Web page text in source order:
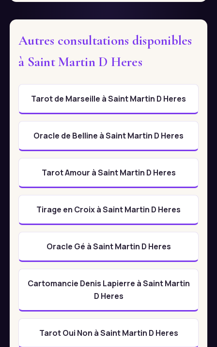
Autres consultations disponibles
à Saint Martin D Heres
Tarot de Marseille à Saint Martin D Heres
Oracle de Belline à Saint Martin D Heres
Tarot Amour à Saint Martin D Heres
Tirage en Croix à Saint Martin D Heres
Oracle Gé à Saint Martin D Heres
Cartomancie Denis Lapierre à Saint Martin
D Heres
Tarot Oui Non à Saint Martin D Heres